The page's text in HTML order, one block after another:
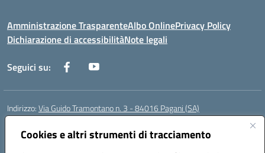
Cookies e altri strumenti di tracciamento
Amministrazione TrasparenteAlbo OnlinePrivacy Policy
Dichiarazione di accessibilitàNote legali
Seguici su:
Indirizzo:Via Guido Tramontano n. 3 - 84016 Pagani (SA)
Centralino:
Posta elettronica certificata (PEC):saps08000t@pec.istruzione.it